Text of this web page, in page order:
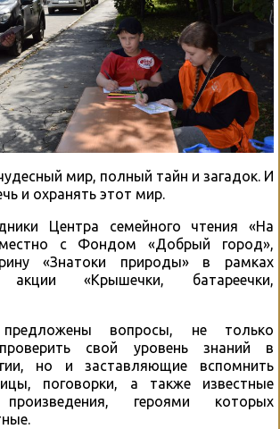
мир, полный тайн и загадок. И
и охранять этот мир.
Центра семейного чтения «На
с Фондом «Добрый город»,
«Знатоки природы» в рамках
акции «Крышечки, батареечки,
вопросы, не только
свой уровень знаний в
но и заставляющие вспомнить
поговорки, а также известные
произведения, героями которых